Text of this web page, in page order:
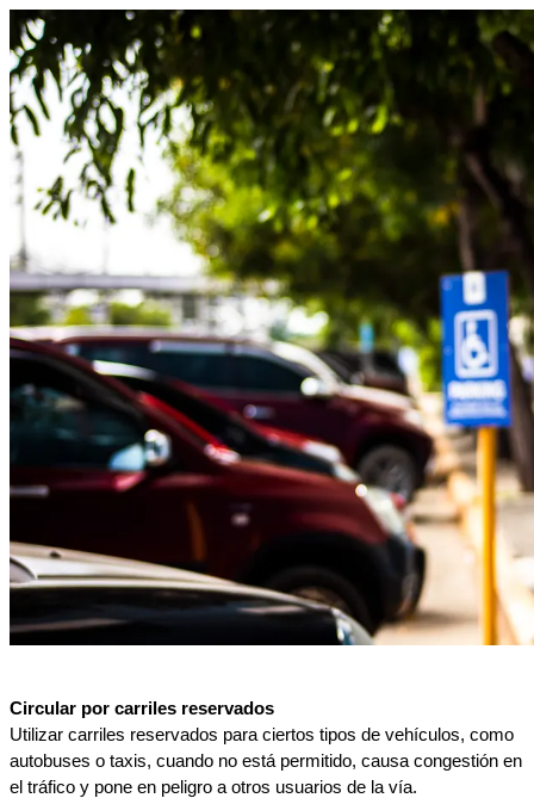
Circular por carriles reservados
Utilizar carriles reservados para ciertos tipos de vehículos, como
autobuses o taxis, cuando no está permitido, causa congestión en
el tráfico y pone en peligro a otros usuarios de la vía.